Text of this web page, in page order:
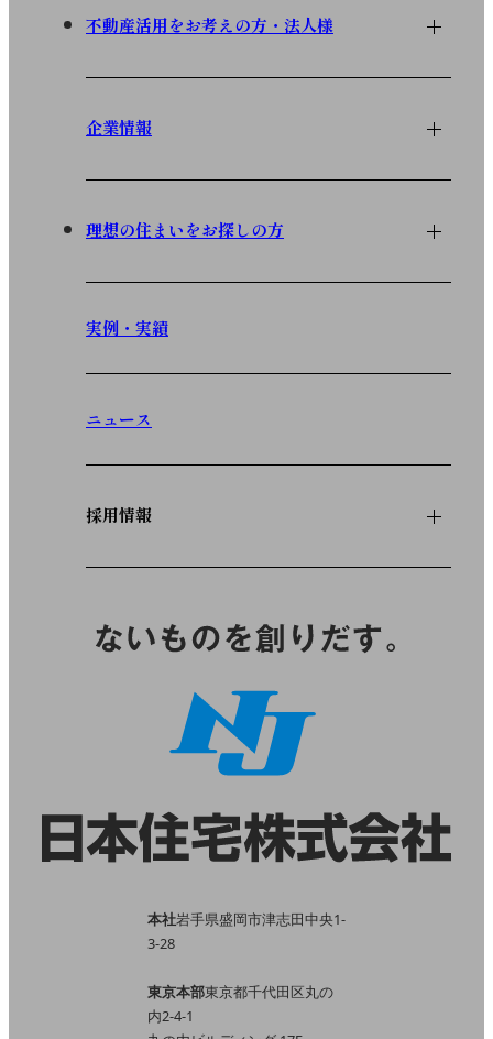
不動産活用をお考えの方・法人様
企業情報
理想の住まいをお探しの方
実例・実績
ニュース
採用情報
本社岩手県盛岡市津志田中央1-
3-28
東京本部東京都千代田区丸の
内2-4-1